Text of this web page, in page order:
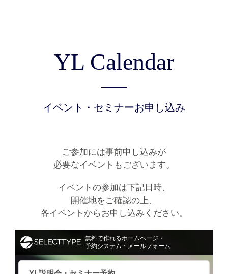
YL Calendar
イベント・セミナーお申し込み
ご参加には事前申し込みが
必要なイベントもございます。
イベントの参加は下記日時、
開催地をご確認の上、
各イベントからお申し込みください。